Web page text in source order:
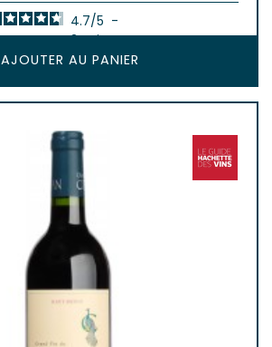
4.7/5 -
3avis
AJOUTER AU PANIER